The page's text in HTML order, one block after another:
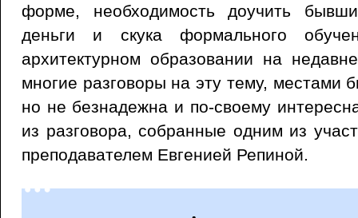
форме, необходимость доучить
деньги и скука формального
архитектурном образовании на
многие разговоры на эту тему, местами
но не безнадежна и по-своему
из разговора, собранные одним из
преподавателем Евгенией Репиной.